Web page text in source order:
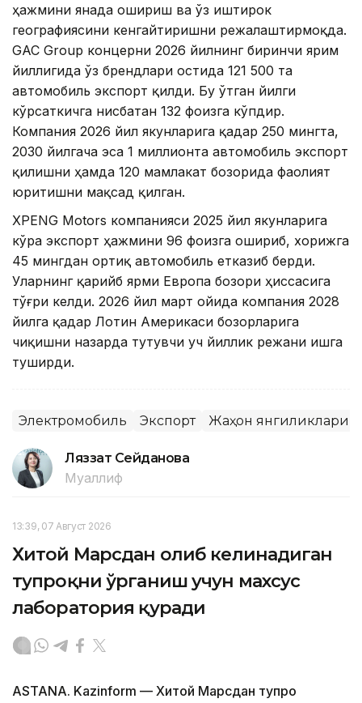
ҳажмини янада ошириш ва ўз иштирок
географиясини кенгайтиришни режалаштирмоқда.
GAC Group концерни 2026 йилнинг биринчи ярим
йиллигида ўз брендлари остида 121 500 та
автомобиль экспорт қилди. Бу ўтган йилги
кўрсаткичга нисбатан 132 фоизга кўпдир.
Компания 2026 йил якунларига қадар 250 мингта,
2030 йилгача эса 1 миллионта автомобиль экспорт
қилишни ҳамда 120 мамлакат бозорида фаолият
юритишни мақсад қилган.
XPENG Motors компанияси 2025 йил якунларига
кўра экспорт ҳажмини 96 фоизга ошириб, хорижга
45 мингдан ортиқ автомобиль етказиб берди.
Уларнинг қарийб ярми Европа бозори ҳиссасига
тўғри келди. 2026 йил март ойида компания 2028
йилга қадар Лотин Америкаси бозорларига
чиқишни назарда тутувчи уч йиллик режани ишга
туширди.
Электромобиль Экспорт Жаҳон янгиликлари
Ляззат Сейданова
Муаллиф
13:39, 07 Август 2026
Хитой Марсдан олиб келинадиган
тупроқни ўрганиш учун махсус
лаборатория қуради
ASTANA. Kazinform — Хитой Марсдан тупроқ